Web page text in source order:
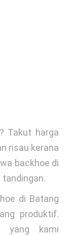
Takut harga
risau kerana
backhoe di
tandingan.
di Batang
produktif.
yang kami